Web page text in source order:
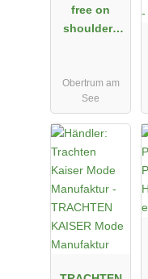
free on
shoulders
Obertrum am
See